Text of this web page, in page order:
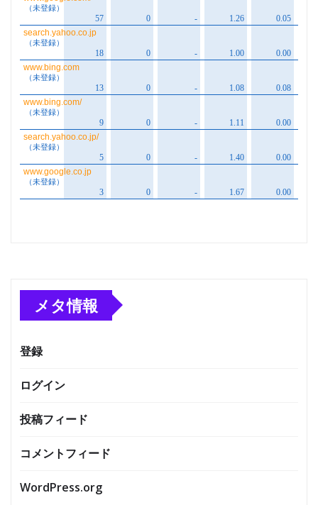
メタ情報
登録
ログイン
投稿フィード
コメントフィード
WordPress.org